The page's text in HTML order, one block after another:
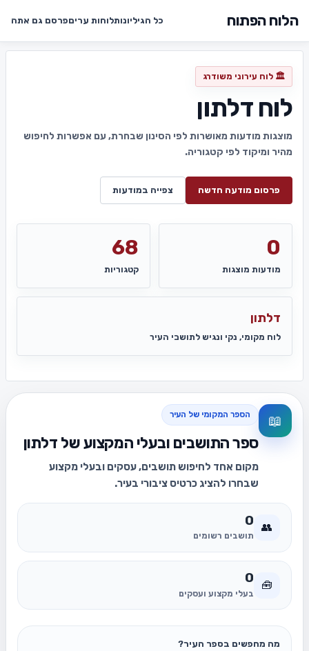
הלוח הפתוח כל הגיליונותלוחות עריםפרסם גם אתה
🏛️ לוח עירוני משודרג
לוח דלתון
מוצגות מודעות מאושרות לפי הסינון שבחרת, עם אפשרות לחיפוש
מהיר ומיקוד לפי קטגוריה.
פרסום מודעה חדשה צפייה במודעות
0
מודעות מוצגות
68
קטגוריות
דלתון
לוח מקומי, נקי ונגיש לתושבי העיר
📖 הספר המקומי של העיר
ספר התושבים ובעלי המקצוע של דלתון
מקום אחד לחיפוש תושבים, עסקים ובעלי מקצוע
שבחרו להציג כרטיס ציבורי בעיר.
👥
0
תושבים רשומים
🧰
0
בעלי מקצוע ועסקים
מה מחפשים בספר העיר?